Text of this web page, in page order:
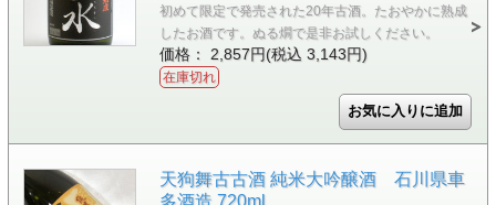
初めて限定で発売された20年古酒。たおやかに熟成
したお酒です。ぬる燗で是非お試しください。
価格： 2,857円(税込 3,143円)
在庫切れ
天狗舞古古酒 純米大吟醸酒 石川県車
多酒造 720ml